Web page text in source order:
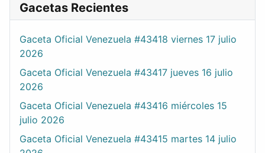
Gacetas Recientes
Gaceta Oficial Venezuela #43418 viernes 17 julio
2026
Gaceta Oficial Venezuela #43417 jueves 16 julio
2026
Gaceta Oficial Venezuela #43416 miércoles 15
julio 2026
Gaceta Oficial Venezuela #43415 martes 14 julio